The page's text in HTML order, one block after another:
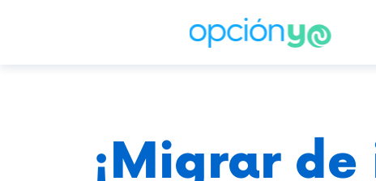
¡Migrar de